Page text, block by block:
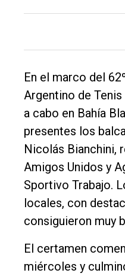
Deportes
Fúnebres
Edición
Empresa
Nosotros
En el marco del
Argentino de
a cabo en Bahía
presentes los
Nicolás Bianchini,
Amigos Unidos y
Sportivo Trabajo.
locales, con
consiguieron muy
El certamen
miércoles y